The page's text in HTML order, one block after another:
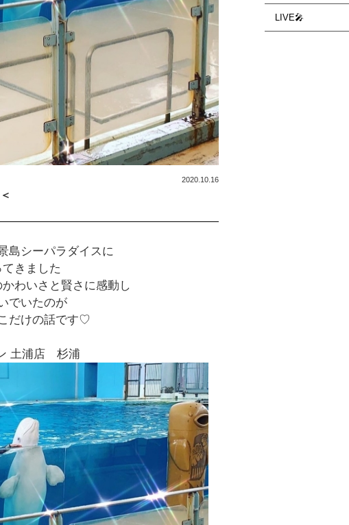
2020.10.16
島シーパラダイスに
きました
わいさと賢さに感動し
でいたのが
だけの話です♡
土浦店 杉浦
LIVE🎤